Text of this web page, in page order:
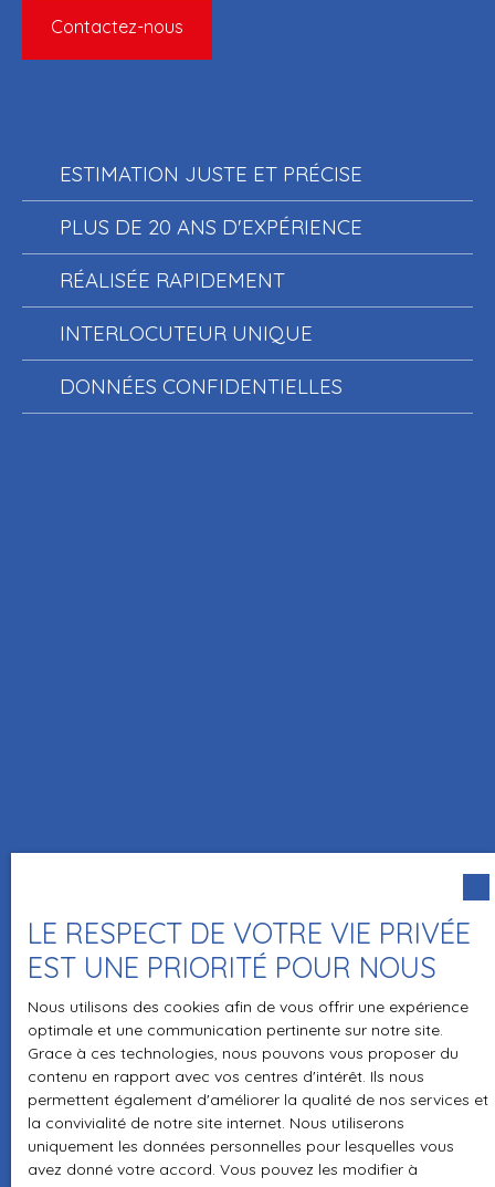
Contactez-nous
ESTIMATION JUSTE ET PRÉCISE
PLUS DE 20 ANS D'EXPÉRIENCE
RÉALISÉE RAPIDEMENT
INTERLOCUTEUR UNIQUE
DONNÉES CONFIDENTIELLES
LE RESPECT DE VOTRE VIE PRIVÉE
EST UNE PRIORITÉ POUR NOUS
Nous utilisons des cookies afin de vous offrir une expérience
optimale et une communication pertinente sur notre site.
Grace à ces technologies, nous pouvons vous proposer du
contenu en rapport avec vos centres d'intérêt. Ils nous
permettent également d'améliorer la qualité de nos services et
la convivialité de notre site internet. Nous utiliserons
uniquement les données personnelles pour lesquelles vous
avez donné votre accord. Vous pouvez les modifier à